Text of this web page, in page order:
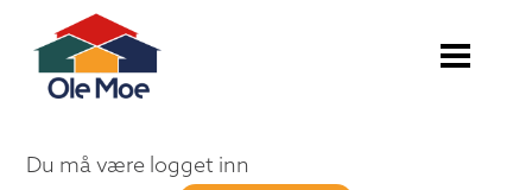
Du må være logget inn